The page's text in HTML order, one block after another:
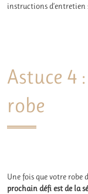
instructions d’entretien
Astuce 4
robe
Une fois que votre robe
prochain défi est de la